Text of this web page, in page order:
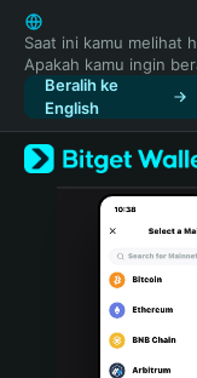
English
日本語
Tiếng Việt
Русский
Español
Türkçe
Italiano
Português (Portugal)
Bahasa Indonesia
Saat ini kamu melihat
Apakah kamu ingin
Beralih ke
English